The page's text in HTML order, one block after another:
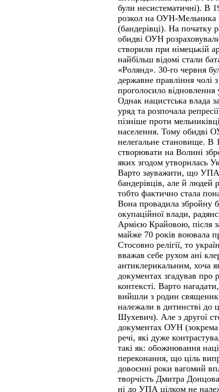
були несистематичні). В
розкол на ОУН-Мельника
(бандерівці). На початку
обидві ОУН
створили при німецькій
найбільш відомі стали
«Ролянд». 30-го червня
державне правління чолі
проголосило відновлення
Однак нацистська влада
уряд та розпочала
пізніше проти
населення. Тому обидві
нелегальне становище.
створювати на Волині
яких згодом утворилась
Варто зауважити, що УПА
бандерівців, але й людей
тобто фактично стала
Вона провадила збройну
окупаційної влади,
Армією Крайовою, після
майже 70 років воювала
Стосовно релігії, то
вважав себе рухом ані
антиклерикальним, хоча
документах згадував про
контексті. Варто
вийшли з родин
належали в дитинстві до
Шухевич). Але з другої
документах ОУН (зокрема
речі, які дуже
такі як: обожнювання
переконання, що ціль
довоєнні роки вагомий
творчість Дмитра
ні до УПА цілком не